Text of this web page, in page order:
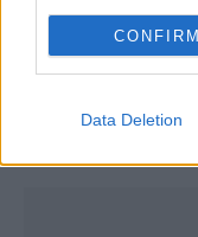
CONFIRM
Data Deletion
REJOICE:
Urbano D.